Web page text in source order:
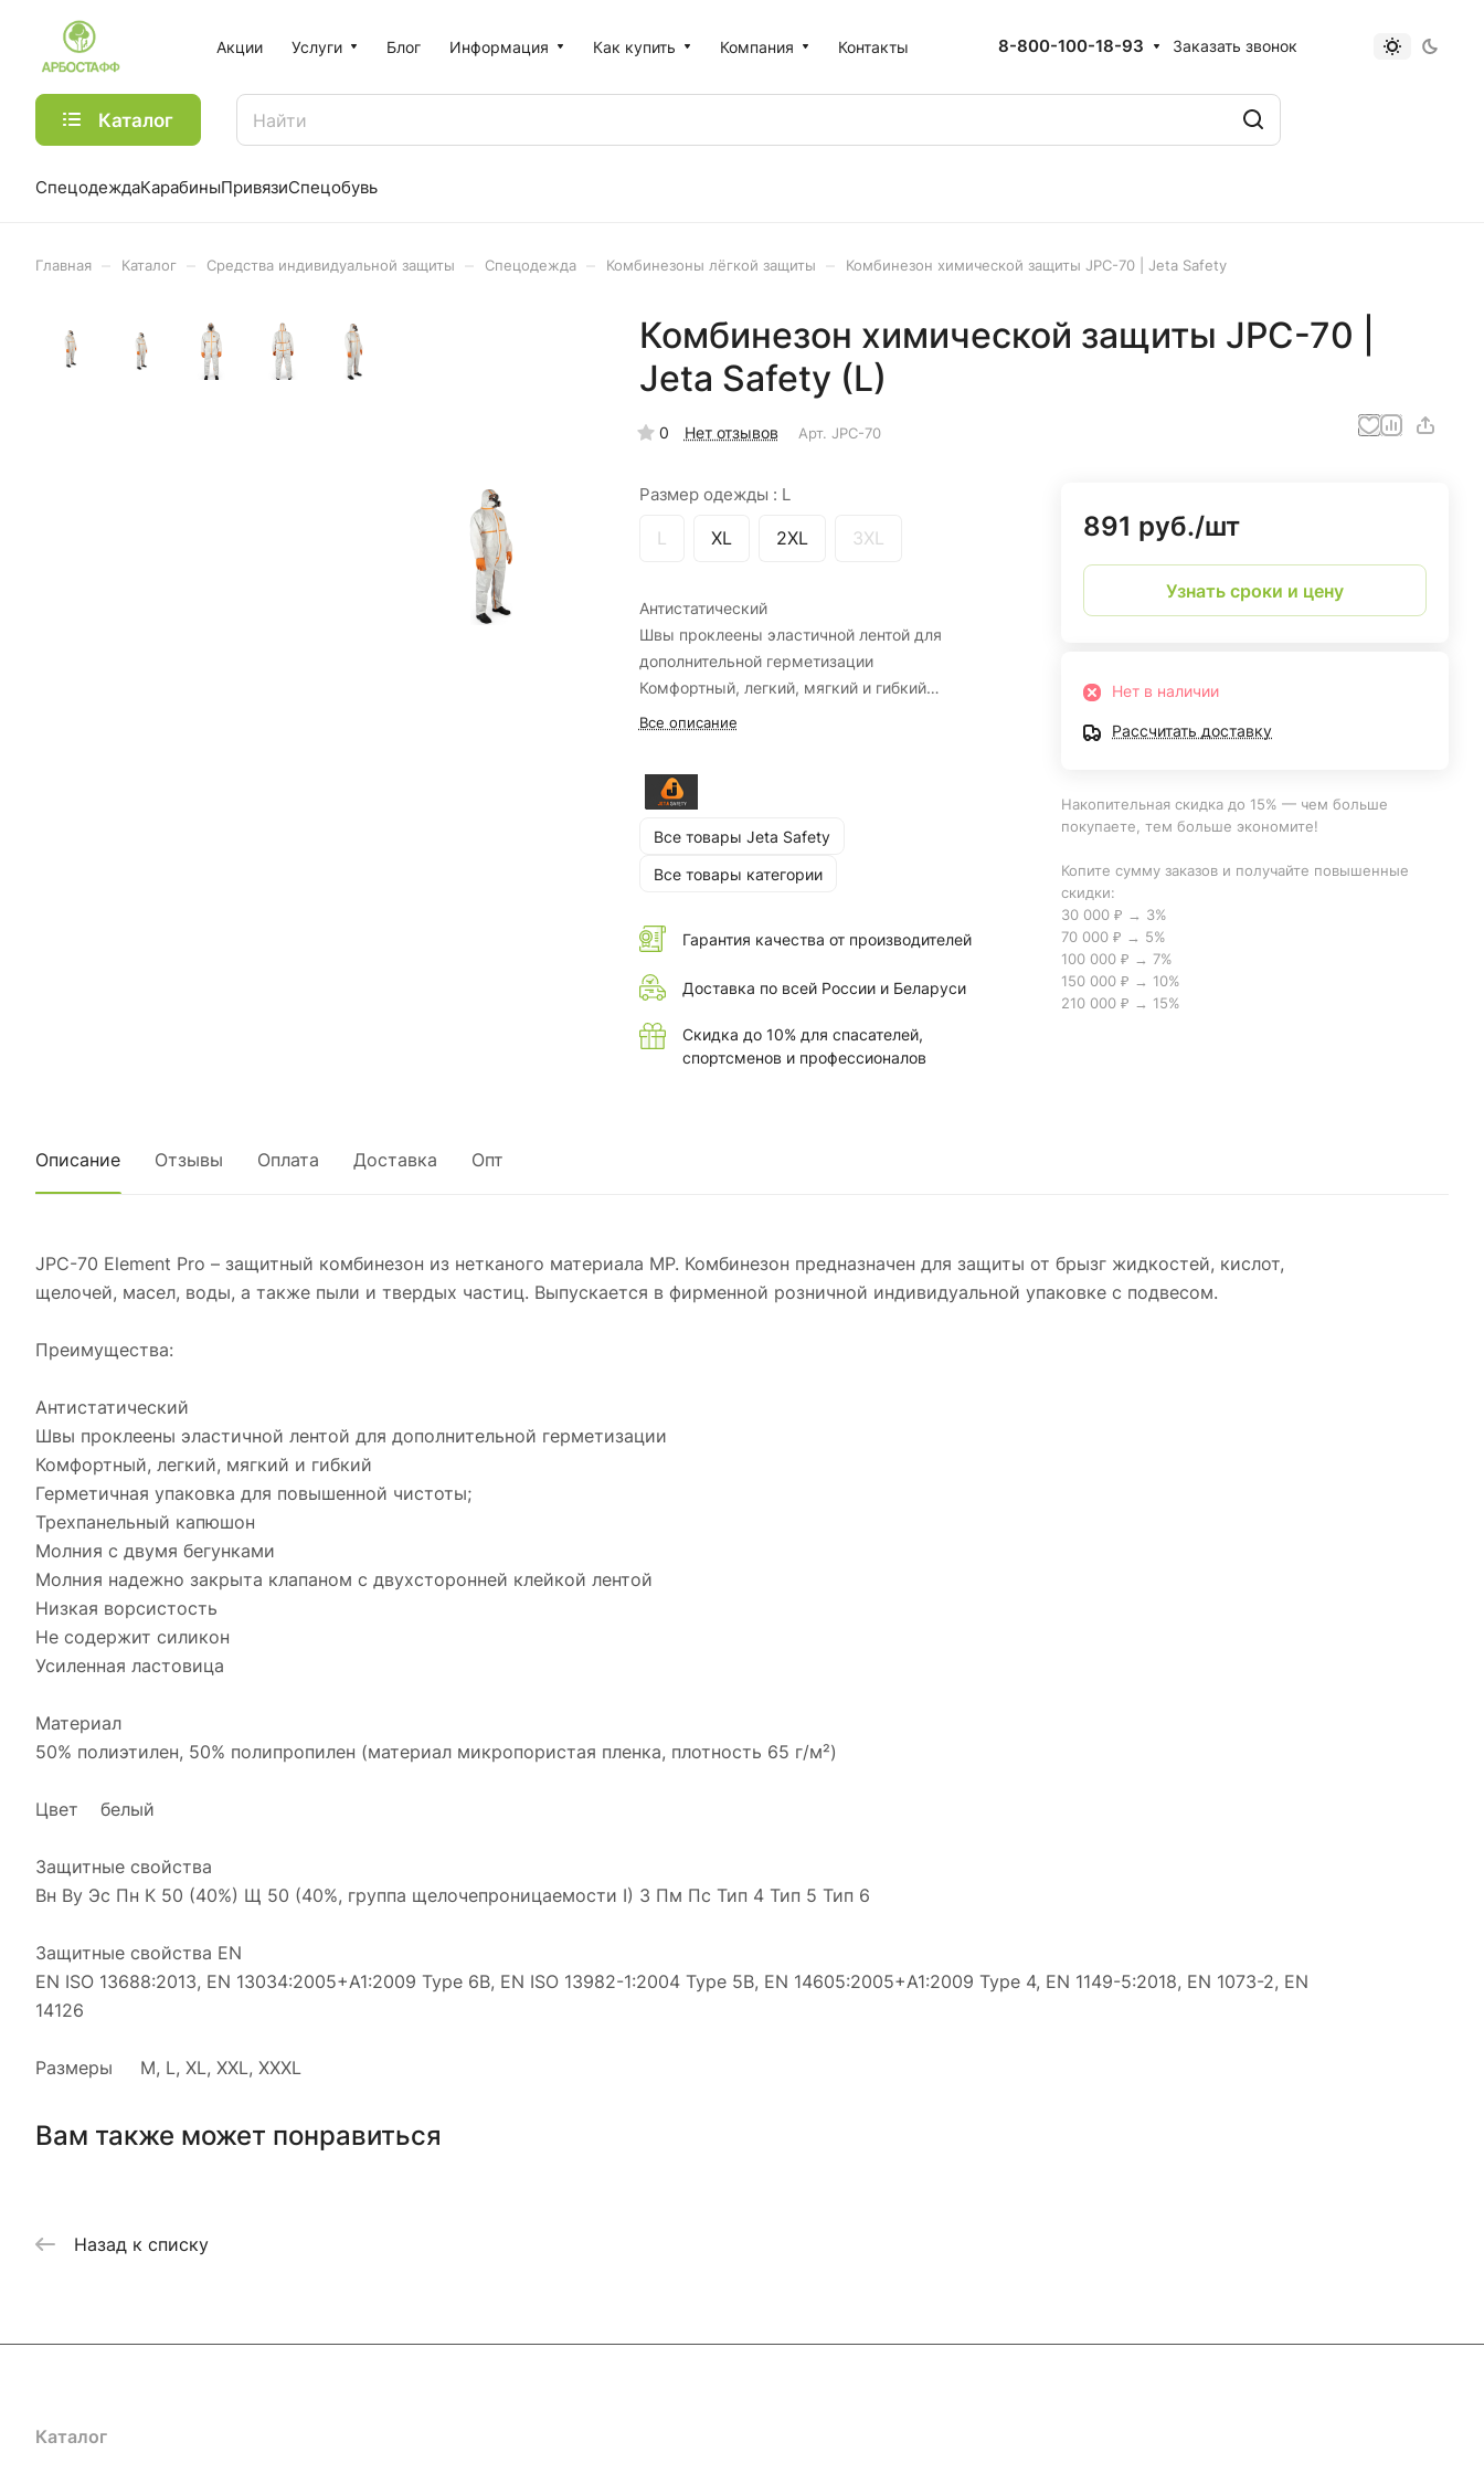
Акции Услуги Блог Информация Как купить Компания Контакты 8-800-100-18-93 Заказать звонок
Каталог
СпецодеждаКарабиныПривязиСпецобувь
Главная Каталог Средства индивидуальной защиты Спецодежда Комбинезоны лёгкой защиты Комбинезон химической защиты JPC-70 | Jeta Safety
Комбинезон химической защиты JPC-70 |
Jeta Safety (L)
0 Нет отзывов Арт. JPC-70
Размер одежды : L
L XL 2XL 3XL
Антистатический
Швы проклеены эластичной лентой для
дополнительной герметизации
Комфортный, легкий, мягкий и гибкий
Герметичная упаковка для повышенной чистоты;
Молния надежно закрыта клапаном с
Низкая ворсистость
Не содержит силикон
Все описание
Все товары Jeta Safety
Все товары категории
Гарантия качества от производителей
Доставка по всей России и Беларуси
Скидка до 10% для спасателей,
спортсменов и профессионалов
891 руб./шт
Узнать сроки и цену
Нет в наличии
Рассчитать доставку
Накопительная скидка до 15% — чем больше
покупаете, тем больше экономите!
Копите сумму заказов и получайте повышенные
скидки:
30 000 ₽ → 3%
70 000 ₽ → 5%
100 000 ₽ → 7%
150 000 ₽ → 10%
210 000 ₽ → 15%
Описание Отзывы Оплата Доставка Опт
JPC-70 Element Pro – защитный комбинезон из нетканого материала MP. Комбинезон предназначен для защиты от брызг жидкостей, кислот,
щелочей, масел, воды, а также пыли и твердых частиц. Выпускается в фирменной розничной индивидуальной упаковке с подвесом.
Преимущества:
Антистатический
Швы проклеены эластичной лентой для дополнительной герметизации
Комфортный, легкий, мягкий и гибкий
Герметичная упаковка для повышенной чистоты;
Трехпанельный капюшон
Молния с двумя бегунками
Молния надежно закрыта клапаном с двухсторонней клейкой лентой
Низкая ворсистость
Не содержит силикон
Усиленная ластовица
Материал
50% полиэтилен, 50% полипропилен (материал микропористая пленка, плотность 65 г/м²)
Цвет белый
Защитные свойства
Вн Ву Эс Пн К 50 (40%) Щ 50 (40%, группа щелочепроницаемости I) З Пм Пс Тип 4 Тип 5 Тип 6
Защитные свойства EN
EN ISO 13688:2013, EN 13034:2005+A1:2009 Type 6B, EN ISO 13982-1:2004 Type 5B, EN 14605:2005+A1:2009 Type 4, EN 1149-5:2018, EN 1073-2, EN
14126
Размеры M, L, XL, XXL, XXXL
Вам также может понравиться
Назад к списку
Каталог